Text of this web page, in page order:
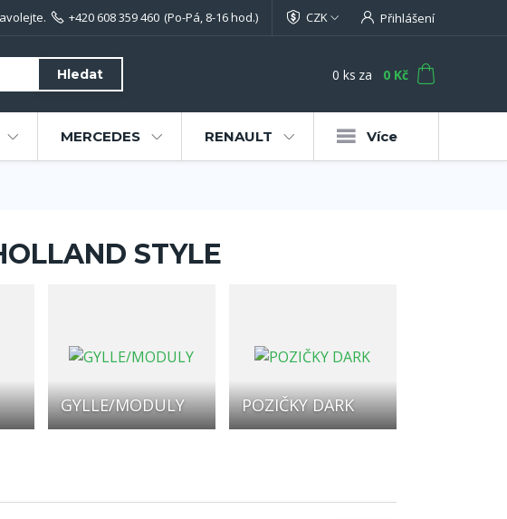
CZK Přihlášení
Hledat
+420 608 359 460 (Po-Pá, 8-16 hod.)
0 ks za 0 Kč
MERCEDES RENAULT Více
STYLE
GYLLE/MODULY POZIČKY DARK